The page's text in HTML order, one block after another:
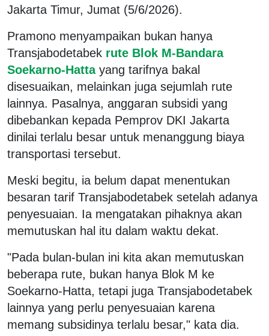
Jakarta Timur, Jumat (5/6/2026).
Pramono menyampaikan bukan hanya
Transjabodetabek rute Blok M-Bandara
Soekarno-Hatta yang tarifnya bakal
disesuaikan, melainkan juga sejumlah rute
lainnya. Pasalnya, anggaran subsidi yang
dibebankan kepada Pemprov DKI Jakarta
dinilai terlalu besar untuk menanggung biaya
transportasi tersebut.
Meski begitu, ia belum dapat menentukan
besaran tarif Transjabodetabek setelah adanya
penyesuaian. Ia mengatakan pihaknya akan
memutuskan hal itu dalam waktu dekat.
"Pada bulan-bulan ini kita akan memutuskan
beberapa rute, bukan hanya Blok M ke
Soekarno-Hatta, tetapi juga Transjabodetabek
lainnya yang perlu penyesuaian karena
memang subsidinya terlalu besar," kata dia.